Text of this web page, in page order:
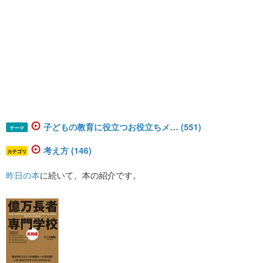
テーマ 子どもの教育に役立つお役立ちメ… (551)
カテゴリ 考え方 (146)
昨日の本​に続いて、本の紹介です。